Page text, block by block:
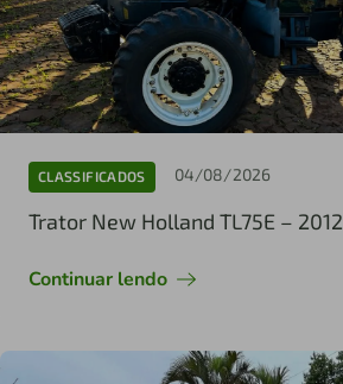
CLASSIFICADOS 04/08/2026
Trator New Holland TL75E – 2012
Continuar lendo